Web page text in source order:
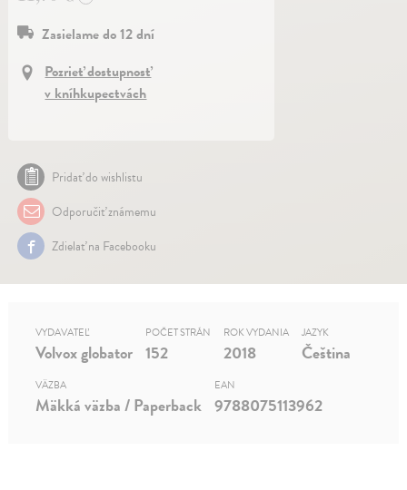
Zasielame do 12 dní
Pozrieť dostupnosť
v kníhkupectvách
Pridať do wishlistu
Odporučiť známemu
Zdielať na Facebooku
VYDAVATEĽ
Volvox globator
POČET STRÁN
152
ROK VYDANIA
2018
JAZYK
Čeština
VÄZBA
Mäkká väzba / Paperback
EAN
9788075113962